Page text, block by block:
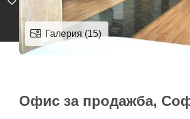
Галерия (15)
Офис за продажба,